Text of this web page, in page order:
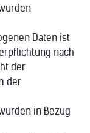
Daten ist
nach
der
der
in Bezug